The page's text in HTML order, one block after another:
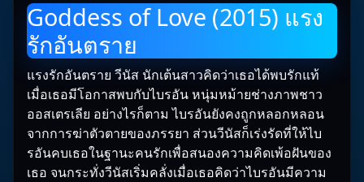
Goddess of Love (2015) แรง
รักอันตราย
แรงรักอันตราย วีนัส นักเต้นสาวคิดว่าเธอได้พบรักแท้
เมื่อเธอมีโอกาสพบกับไบรอัน หนุ่มหม้ายช่างภาพชาว
ออสเตรเลีย อย่างไรก็ตาม ไบรอันยังคงถูกหลอกหลอน
จากการฆ่าตัวตายของภรรยา ส่วนวีนัสก็เร่งรัดที่ให้ไบ
รอันคบเธอในฐานะคนรักเพื่อสนองความคิดเพ้อฝันของ
เธอ จนกระทั่งวีนัสเริ่มคลั่งเมื่อเธอคิดว่าไบรอันมีความ